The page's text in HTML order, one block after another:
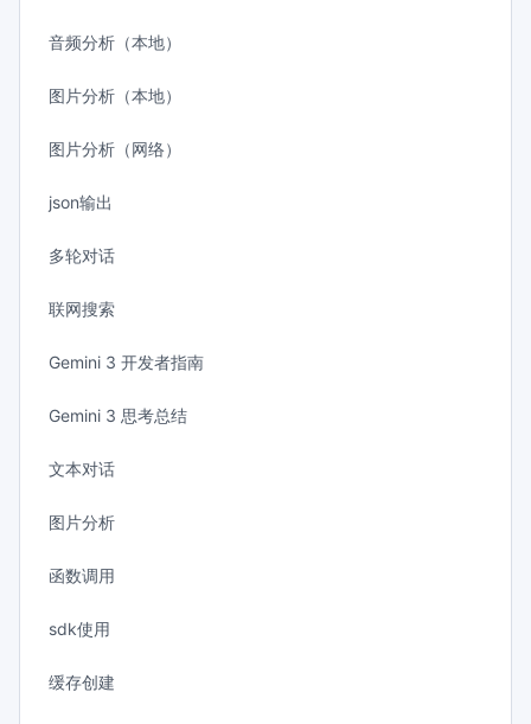
音频分析（本地）
图片分析（本地）
图片分析（网络）
json输出
多轮对话
联网搜索
Gemini 3 开发者指南
Gemini 3 思考总结
文本对话
图片分析
函数调用
sdk使用
缓存创建